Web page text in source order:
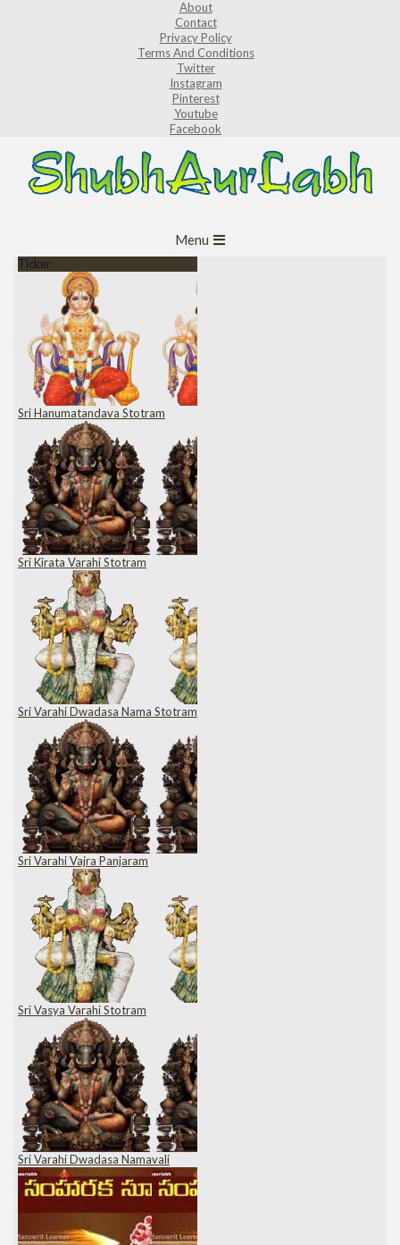
About
Contact
Privacy Policy
Terms And Conditions
Twitter
Instagram
Pinterest
Youtube
Facebook
Navigation
Menu
Ticker
Sri Hanumatandava Stotram
Sri Kirata Varahi Stotram
Sri Varahi Dwadasa Nama Stotram
Sri Varahi Vajra Panjaram
Sri Vasya Varahi Stotram
Sri Varahi Dwadasa Namavali